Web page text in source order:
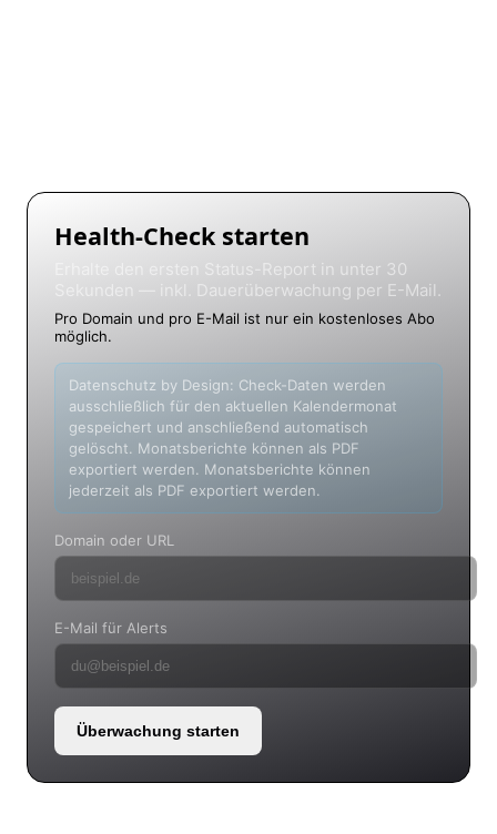
Health-Check starten
Erhalte den ersten Status-Report in unter 30
Sekunden — inkl. Dauerüberwachung per E-Mail.
Pro Domain und pro E-Mail ist nur ein kostenloses Abo
möglich.
Datenschutz by Design: Check-Daten werden
ausschließlich für den aktuellen Kalendermonat
gespeichert und anschließend automatisch
gelöscht. Monatsberichte können als PDF
exportiert werden. Monatsberichte können
jederzeit als PDF exportiert werden.
Domain oder URL
E-Mail für Alerts
Überwachung starten